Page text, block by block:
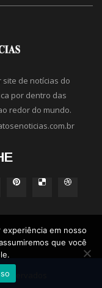
site de notícias do
por dentro das
redor do mundo.
em nosso
que você